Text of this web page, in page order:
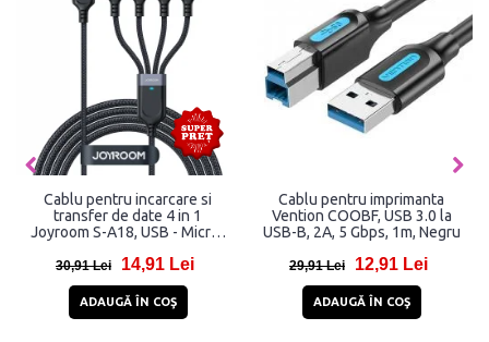
Cablu pentru incarcare si
transfer de date 4 in 1
Joyroom S-A18, USB - Micro-
3.5A, 1.2m, Negru
30,91 Lei 14,91 Lei
ADAUGĂ ÎN COŞ
Cablu pentru imprimanta
Vention COOBF, USB 3.0 la
USB-B, 2A, 5 Gbps, 1m, Negru
29,91 Lei 12,91 Lei
ADAUGĂ ÎN COŞ